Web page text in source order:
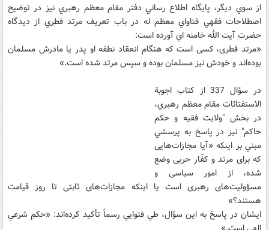
از سوي ديگر، پايگاه اطلاع رساني دفتر مقام معظم رهبري نيز در توضيح
اصطلاحات فقهي فتاواي معظم له در باب تعريف مرتد فطري از ديدگاه
حضرت آيت الله خامنه اي آورده است:
«مرتد فطرى، كسى است كه هنگام انعقاد نطفه او پدر يا مادرش مسلمان
بوده‌اند و خودش نيز مسلمان بوده و سپس مرتد شده است.»
در سؤال 337 از کتاب اجوبة
الاستفتائات مقام معظم رهبري،
در بخش "ولايت فقيه و حکم
حاکم" نيز در پاسخ به پرسشي
مبني بر اينکه «آيا مجازات‌هايى
که براى مرتد و کفّار حربى وضع
شده، از امور سياسى و
مسؤوليت‌‏هاى رهبرى‏ است يا اينکه مجازات‌هاى ثابتى تا روز قيامت
هستند؟»
ايشان در پاسخ به اين سؤال، طي فتوايي رسماً تأکيد کرده‌اند: «حکمِ شرعىِ